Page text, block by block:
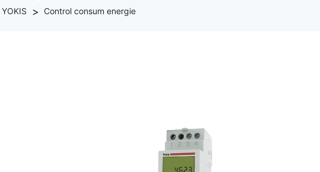
YOKIS Control consum energie